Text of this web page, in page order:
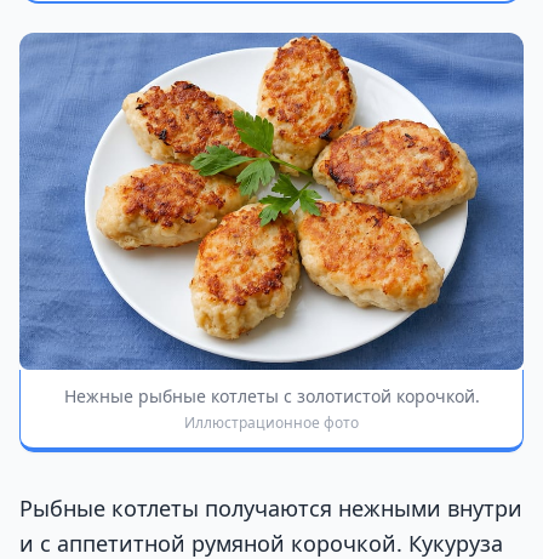
Нежные рыбные котлеты с золотистой корочкой.
Иллюстрационное фото
Рыбные котлеты получаются нежными внутри
и с аппетитной румяной корочкой. Кукуруза